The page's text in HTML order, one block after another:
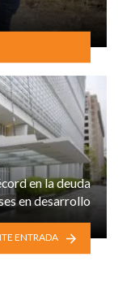
en la deuda
en desarrollo
ENTRADA